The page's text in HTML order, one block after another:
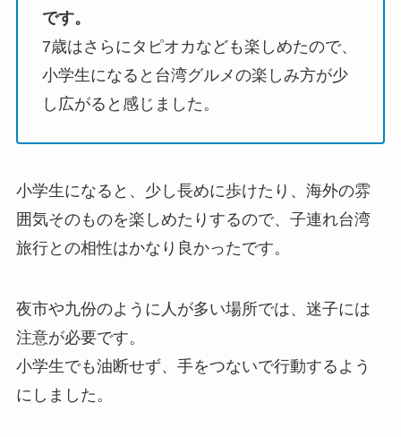
です。
7歳はさらにタピオカなども楽しめたので、
小学生になると台湾グルメの楽しみ方が少
し広がると感じました。
小学生になると、少し長めに歩けたり、海外の雰
囲気そのものを楽しめたりするので、子連れ台湾
旅行との相性はかなり良かったです。
夜市や九份のように人が多い場所では、迷子には
注意が必要です。
小学生でも油断せず、手をつないで行動するよう
にしました。